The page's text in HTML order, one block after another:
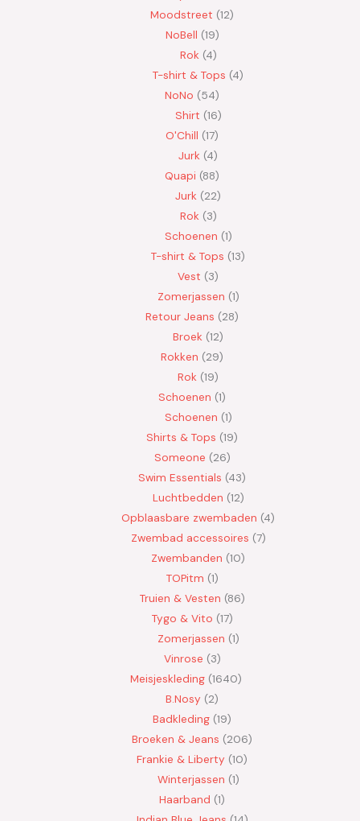
Moodstreet 12
NoBell 19
Rok 4
T-shirt & Tops 4
NoNo
54
Shirt 16
O'Chill 17
Jurk 4
Quapi 88
Jurk 22
Rok 3
Schoenen 1
T-shirt & Tops 13
Vest
3
Zomerjassen 1
Retour Jeans
28
Broek 12
Rokken
29
Rok 19
Schoenen 1
Schoenen 1
Shirts & Tops 19
Someone 26
Swim Essentials 43
Luchtbedden 12
Opblaasbare zwembaden 4
Zwembad accessoires 7
Zwembanden 10
TOPitm 1
Truien & Vesten 86
Tygo & Vito 17
Zomerjassen 1
Vinrose 3
Meisjeskleding 1640
B.Nosy
2
Badkleding 19
Broeken & Jeans
206
Frankie & Liberty 10
Winterjassen 1
Haarband 1